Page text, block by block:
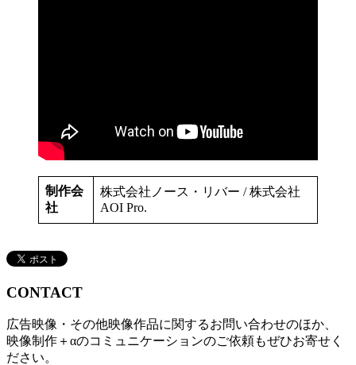
制作会
社
株式会社ノース・リバー / 株式会社
AOI Pro.
CONTACT
広告映像・その他映像作品に関するお問い合わせのほか、
映像制作＋αのコミュニケーションのご依頼もぜひお寄せく
ださい。